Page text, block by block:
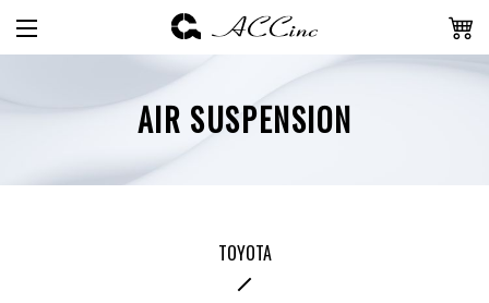
AIR SUSPENSION
TOYOTA